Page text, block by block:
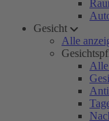
Gesicht
Alle
Alle